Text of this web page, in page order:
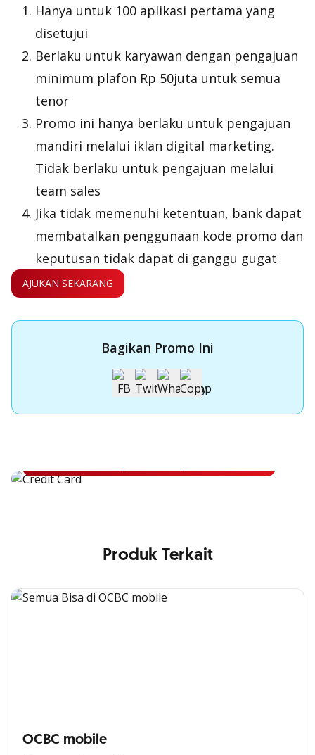
Hanya untuk 100 aplikasi pertama yang
disetujui
Berlaku untuk karyawan dengan pengajuan
minimum plafon Rp 50juta untuk semua
tenor
Promo ini hanya berlaku untuk pengajuan
mandiri melalui iklan digital marketing.
Tidak berlaku untuk pengajuan melalui
team sales
Jika tidak memenuhi ketentuan, bank dapat
membatalkan penggunaan kode promo dan
keputusan tidak dapat di ganggu gugat
AJUKAN SEKARANG
Bagikan Promo Ini
Apply Kartu Kredit OCBC NISP
Produk Terkait
OCBC mobile